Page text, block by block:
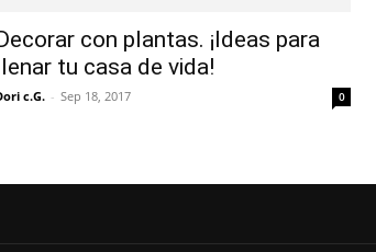
con plantas. ¡Ideas para
tu casa de vida!
c.G. - Sep 18, 2017 0